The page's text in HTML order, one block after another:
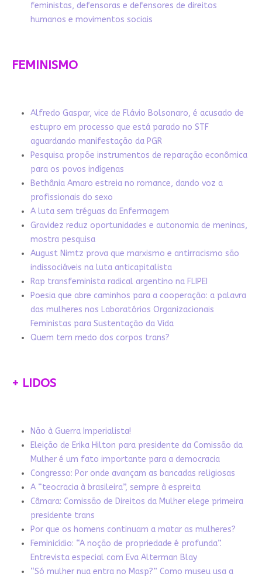
feministas, defensoras e defensores de direitos
humanos e movimentos sociais
FEMINISMO
Alfredo Gaspar, vice de Flávio Bolsonaro, é acusado de
estupro em processo que está parado no STF
aguardando manifestação da PGR
Pesquisa propõe instrumentos de reparação econômica
para os povos indígenas
Bethânia Amaro estreia no romance, dando voz a
profissionais do sexo
A luta sem tréguas da Enfermagem
Gravidez reduz oportunidades e autonomia de meninas,
mostra pesquisa
August Nimtz prova que marxismo e antirracismo são
indissociáveis na luta anticapitalista
Rap transfeminista radical argentino na FLIPEI
Poesia que abre caminhos para a cooperação: a palavra
das mulheres nos Laboratórios Organizacionais
Feministas para Sustentação da Vida
Quem tem medo dos corpos trans?
+ LIDOS
Não à Guerra Imperialista!
Eleição de Erika Hilton para presidente da Comissão da
Mulher é um fato importante para a democracia
Congresso: Por onde avançam as bancadas religiosas
A “teocracia à brasileira”, sempre à espreita
Câmara: Comissão de Direitos da Mulher elege primeira
presidente trans
Por que os homens continuam a matar as mulheres?
Feminicídio: “A noção de propriedade é profunda”.
Entrevista especial com Eva Alterman Blay
“Só mulher nua entra no Masp?” Como museu usa a